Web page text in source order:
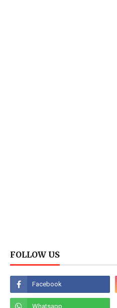
FOLLOW US